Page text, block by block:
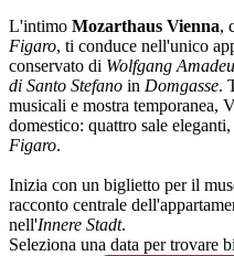
L'intimo Mozarthaus Vienna,
Figaro, ti conduce nell'unico
conservato di Wolfgang
di Santo Stefano in Domgasse.
musicali e mostra temporanea,
domestico: quattro sale
Figaro.
Inizia con un biglietto per il
racconto centrale
nell'Innere Stadt.
Seleziona una data per trovare